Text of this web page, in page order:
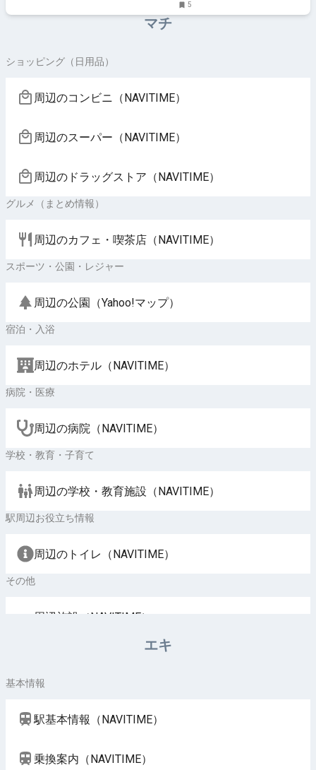
5
マチ
ショッピング（日用品）
周辺のコンビニ（NAVITIME）
周辺のスーパー（NAVITIME）
周辺のドラッグストア（NAVITIME）
グルメ（まとめ情報）
周辺のカフェ・喫茶店（NAVITIME）
スポーツ・公園・レジャー
周辺の公園（Yahoo!マップ）
宿泊・入浴
周辺のホテル（NAVITIME）
病院・医療
周辺の病院（NAVITIME）
学校・教育・子育て
周辺の学校・教育施設（NAVITIME）
駅周辺お役立ち情報
周辺のトイレ（NAVITIME）
その他
周辺施設（NAVITIME）
エキ
基本情報
駅基本情報（NAVITIME）
乗換案内（NAVITIME）